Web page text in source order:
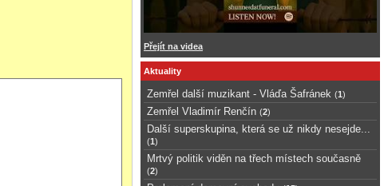
Přejít na videa
Aktuality
Zemřel další muzikant - Vláďa Šafránek (1 )
Zemřel Vladimír Renčín (2)
Další superskupina, která se už nikdy nesejde...
(1 )
Mrtvý politik viděn na třech místech současně
(2)